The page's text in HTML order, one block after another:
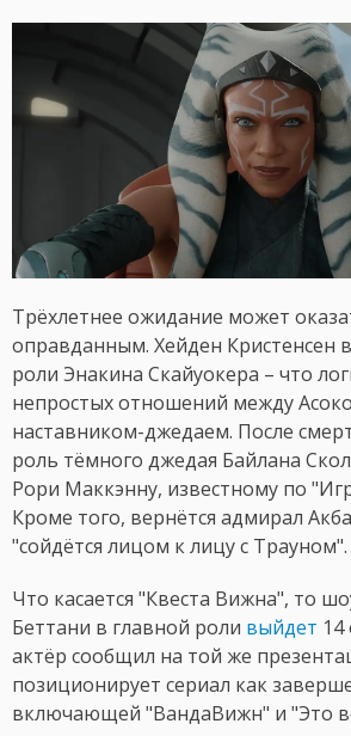
Трёхлетнее ожидание может
оправданным. Хейден Кристенсен
роли Энакина Скайуокера – что
непростых отношений между
наставником-джедаем. После
роль тёмного джедая Байлана
Рори Маккэнну, известному по
Кроме того, вернётся адмирал
"сойдётся лицом к лицу с Трауном".
Что касается "Квеста Вижна", то
Беттани в главной роли выйдет 14
актёр сообщил на той же
позиционирует сериал как
включающей "ВандаВижн" и "Это